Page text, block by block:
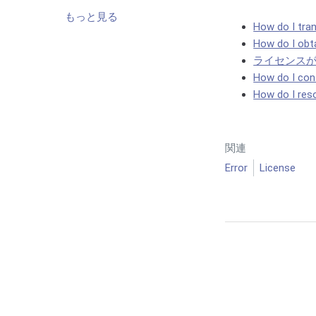
もっと見る
How do I
How do I
ライセンス
How do I
How do I
関連
Error
License